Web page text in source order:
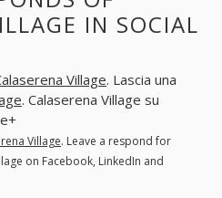
IN SOCIAL
Village. Lascia una
. Calaserena Village su
Village. Leave a respond for
on Facebook, LinkedIn and